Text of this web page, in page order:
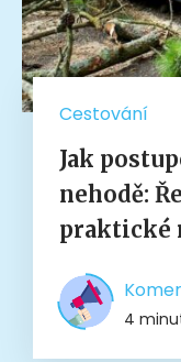
Cestování
Jak
nehodě:
praktické
4